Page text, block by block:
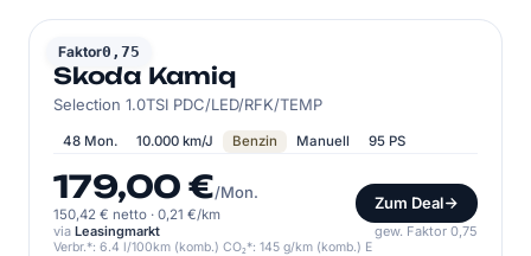
Faktor0,75
SKODA
Skoda Kamiq
Selection 1.0TSI PDC/LED/RFK/TEMP
48 Mon. 10.000 km/J Benzin Manuell 95 PS
179,00 €/Mon.
150,42 € netto · 0,21 €/km
Zum Deal
via Leasingmarkt gew. Faktor 0,75
Verbr.*: 6.4 l/100km (komb.) CO₂*: 145 g/km (komb.) E